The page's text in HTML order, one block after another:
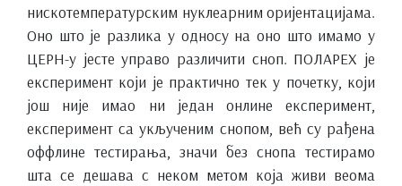
нискотемпературским нуклеарним оријентацијама.
Оно што је разлика у односу на оно што имамо у
ЦЕРН-у јесте управо различити сноп. ПОЛАРЕX је
експеримент који је практично тек у почетку, који
још није имао ни један онлине експеримент,
експеримент са укљученим снопом, већ су рађена
оффлине тестирања, значи без снопа тестирамо
шта се дешава с неком метом која живи веома